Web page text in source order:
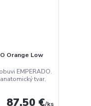
Orange Low
EMPERADO.
tvar,
87,50 €/ks